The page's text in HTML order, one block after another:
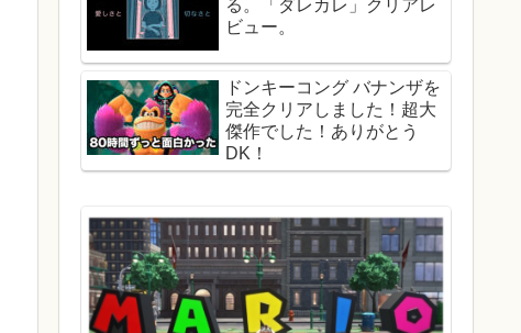
る。「ダレカレ」クリアレ
ビュー。
ドンキーコング バナンザを
完全クリアしました！超大
傑作でした！ありがとう
DK！